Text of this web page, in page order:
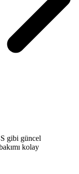
gibi güncel
kolay